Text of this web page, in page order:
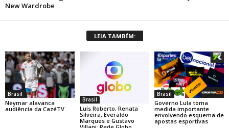
LEIA TAMBÉM:
Brasil
Neymar alavanca
audiência da CazéTV
Brasil
Luís Roberto, Renata
Silveira, Everaldo
Marques e Gustavo
Brasil
Governo Lula toma
medida importante
envolvendo esquema de
apostas esportivas